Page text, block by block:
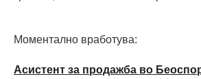
Моментално вработува:
Асистент за продажба во